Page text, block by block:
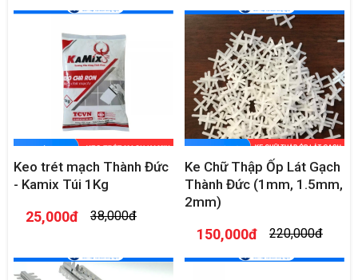
Keo trét mạch Thành Đức
- Kamix Túi 1Kg
25,000đ 38,000đ
Ke Chữ Thập Ốp Lát Gạch
Thành Đức (1mm, 1.5mm,
2mm)
150,000đ 220,000đ